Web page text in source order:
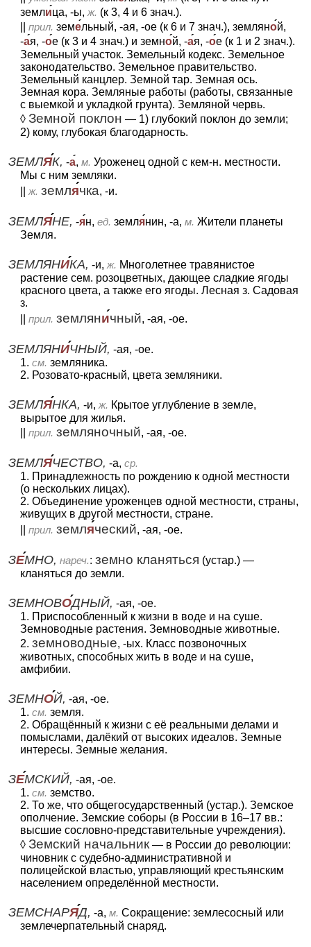
землица, -ы, ж. (к 3, 4 и 6 знач.).
прил. земельный, -ая, -ое (к 6 и 7 знач.), земляной,
-ая, -ое (к 3 и 4 знач.) и земной, -ая, -ое (к 1 и 2 знач.).
Земельный участок. Земельный кодекс. Земельное
законодательство. Земельное правительство.
Земельный канцлер. Земной тар. Земная ось.
Земная кора. Земляные работы (работы, связанные
с выемкой и укладкой грунта). Земляной червь.
◊ Земной поклон — 1) глубокий поклон до земли;
2) кому, глубокая благодарность.
ЗЕМЛЯК, -а, м. Уроженец одной с кем-н. местности.
Мы с ним земляки.
ж. землячка, -и.
ЗЕМЛЯНЕ, -ян, ед. землянин, -а, м. Жители планеты
Земля.
ЗЕМЛЯНИКА, -и, ж. Многолетнее травянистое
растение сем. розоцветных, дающее сладкие ягоды
красного цвета, а также его ягоды. Лесная з. Садовая
з.
прил. земляничный, -ая, -ое.
ЗЕМЛЯНИЧНЫЙ, -ая, -ое.
1. см. земляника.
2. Розовато-красный, цвета земляники.
ЗЕМЛЯНКА, -и, ж. Крытое углубление в земле,
вырытое для жилья.
прил. земляночный, -ая, -ое.
ЗЕМЛЯЧЕСТВО, -а, ср.
1. Принадлежность по рождению к одной местности
(о нескольких лицах).
2. Объединение уроженцев одной местности, страны,
живущих в другой местности, стране.
прил. земляческий, -ая, -ое.
ЗЕМНО, нареч.: земно кланяться (устар.) —
кланяться до земли.
ЗЕМНОВОДНЫЙ, -ая, -ое.
1. Приспособленный к жизни в воде и на суше.
Земноводные растения. Земноводные животные.
2. земноводные, -ых. Класс позвоночных
животных, способных жить в воде и на суше,
амфибии.
ЗЕМНОЙ, -ая, -ое.
1. см. земля.
2. Обращённый к жизни с её реальными делами и
помыслами, далёкий от высоких идеалов. Земные
интересы. Земные желания.
ЗЕМСКИЙ, -ая, -ое.
1. см. земство.
2. То же, что общегосударственный (устар.). Земское
ополчение. Земские соборы (в России в 16–17 вв.:
высшие сословно-представительные учреждения).
◊ Земский начальник — в России до революции:
чиновник с судебно-административной и
полицейской властью, управляющий крестьянским
населением определённой местности.
ЗЕМСНАРЯД, -а, м. Сокращение: землесосный или
землечерпательный снаряд.